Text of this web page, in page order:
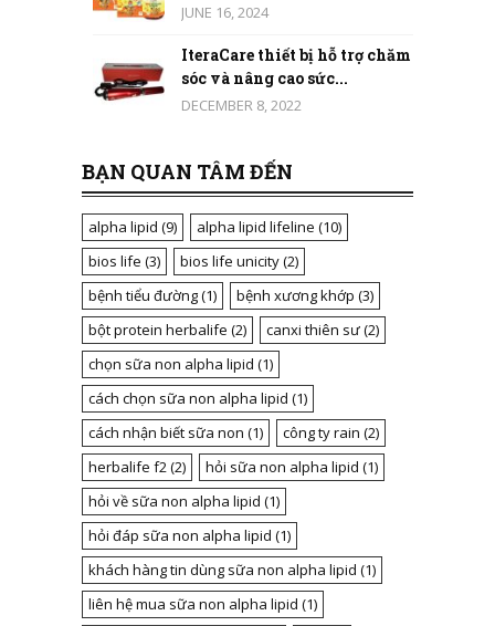
JUNE 16, 2024
IteraCare thiết bị hỗ trợ chăm
sóc và nâng cao sức...
DECEMBER 8, 2022
BẠN QUAN TÂM ĐẾN
alpha lipid (9) alpha lipid lifeline (10)
bios life (3) bios life unicity(2)
bệnh tiểu đường(1) bệnh xương khớp (3)
bột protein herbalife (2) canxi thiên sư(2)
chọn sữa non alpha lipid (1)
cách chọn sữa non alpha lipid (1)
cách nhận biết sữa non (1) công ty rain (2)
herbalife f2 (2) hỏi sữa non alpha lipid (1)
hỏi về sữa non alpha lipid (1)
hỏi đáp sữa non alpha lipid (1)
khách hàng tin dùng sữa non alpha lipid (1)
liên hệ mua sữa non alpha lipid (1)